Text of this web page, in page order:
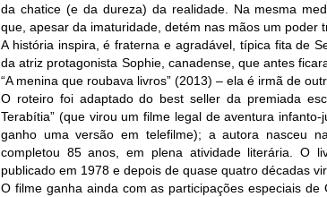
da chatice (e da dureza) da realidade. Na mesma
que, apesar da imaturidade, detém nas mãos um poder
A história inspira, é fraterna e agradável, típica fita de
da atriz protagonista Sophie, canadense, que antes
“A menina que roubava livros” (2013) – ela é irmã de
O roteiro foi adaptado do best seller da premiada
Terabítia” (que virou um filme legal de aventura
ganho uma versão em telefilme); a autora nasceu
completou 85 anos, em plena atividade literária. O
publicado em 1978 e depois de quase quatro décadas
O filme ganha ainda com as participações especiais